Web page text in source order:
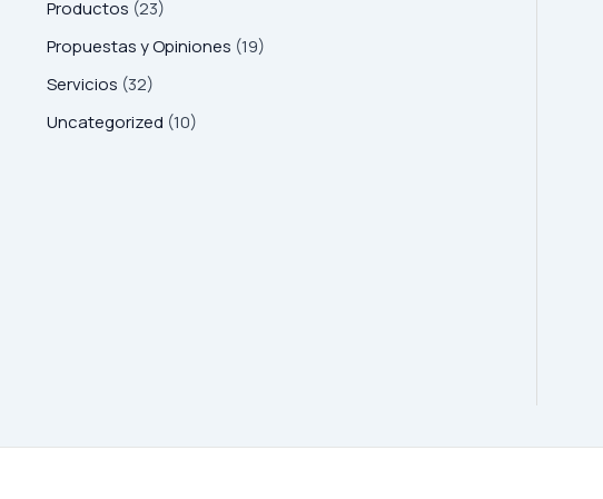
Productos (23)
Propuestas y Opiniones (19)
Servicios (32)
Uncategorized (10)